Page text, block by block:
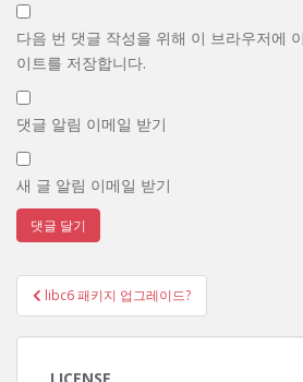
다음 번 댓글 작성을 위해 이 브라우저에
이트를 저장합니다.
댓글 알림 이메일 받기
새 글 알림 이메일 받기
글
탐
색
libc6 패키지 업그레이드?